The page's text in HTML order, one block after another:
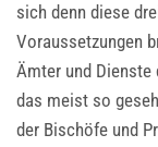
sich denn diese
Voraussetzungen
Ämter und Dienste
das meist so
der Bischöfe und